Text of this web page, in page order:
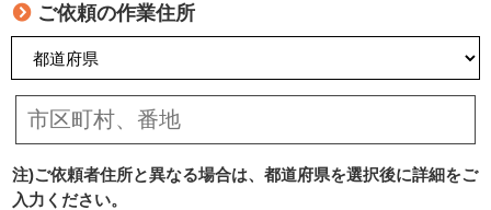
ご依頼の作業住所
注)ご依頼者住所と異なる場合は、都道府県を選択後に詳細をご
入力ください。